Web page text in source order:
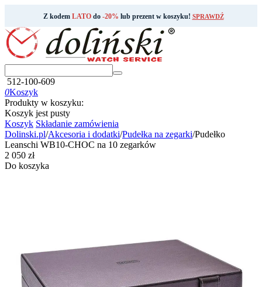
Z kodem LATOdo -20% lub prezent w koszyku! SPRAWDŹ
512-100-609
0Koszyk
Produkty w koszyku:
Koszyk jest pusty
Koszyk Składanie zamówienia
Dolinski.pl/Akcesoria i dodatki/Pudełka na zegarki/Pudełko
Leanschi WB10-CHOC na 10 zegarków
‍2 050‍ zł
Do koszyka